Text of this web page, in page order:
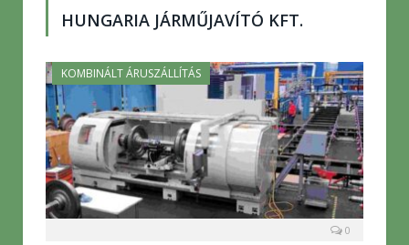
HUNGARIA JÁRMŰJAVÍTÓ KFT.
KOMBINÁLT ÁRUSZÁLLÍTÁS
0